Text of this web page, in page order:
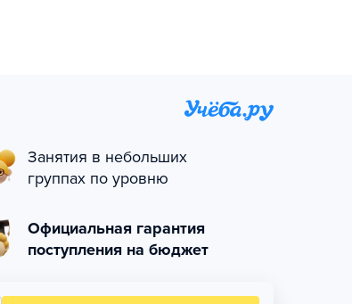
Занятия в небольших
группах по уровню
Официальная гарантия
поступления на бюджет